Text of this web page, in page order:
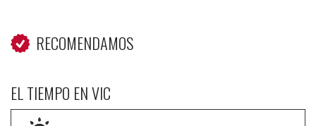
RECOMENDAMOS
EL TIEMPO EN VIC